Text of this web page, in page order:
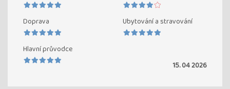
Doprava Ubytování a stravování
Hlavní průvodce
15. 04 2026